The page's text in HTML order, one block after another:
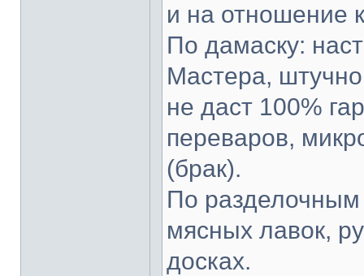
и на отношение
По дамаску:
Мастера,
не даст 100%
переваров,
(брак).
По разделочным
мясных лавок,
досках.